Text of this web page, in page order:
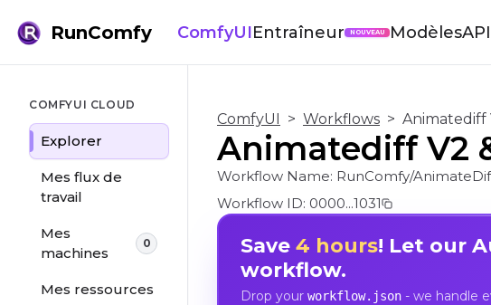
RunComfy ComfyUIEntraîneur NOUVEAU ModèlesAPI
COMFYUI CLOUD
Explorer
Mes flux de
travail
Mes
machines
0
Mes ressources
ComfyUI > Workflows > Animatediff
Animatediff V2
Workflow Name: RunComfy/
Workflow ID: 0000...1031
Save 4 hours! Let our
workflow.
Drop your workflow.json- we handle